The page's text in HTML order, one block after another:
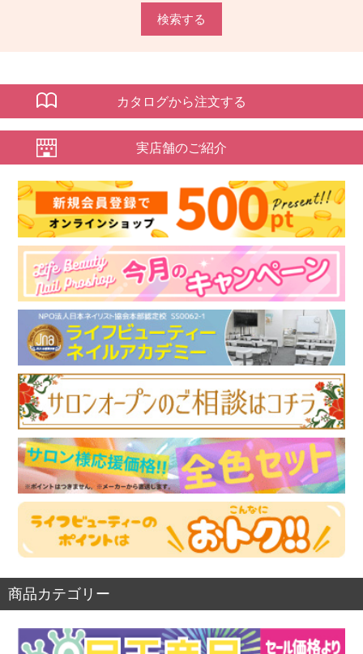
検索する
カタログから注文する
実店舗のご紹介
商品カテゴリー